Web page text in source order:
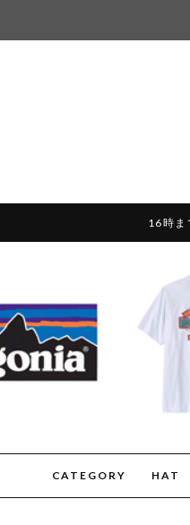
16時ま
CATEGORY HAT